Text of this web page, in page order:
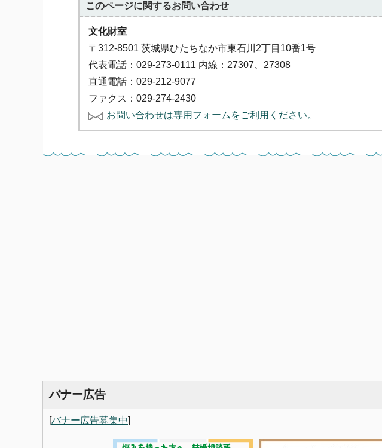
このページに関するお問い合わせ
文化財室
〒312-8501 茨城県ひたちなか市東石川2丁目10番1号
代表電話：029-273-0111 内線：27307、27308
直通電話：029-212-9077
ファクス：029-274-2430
お問い合わせは専用フォームをご利用ください。
バナー広告
[バナー広告募集中]